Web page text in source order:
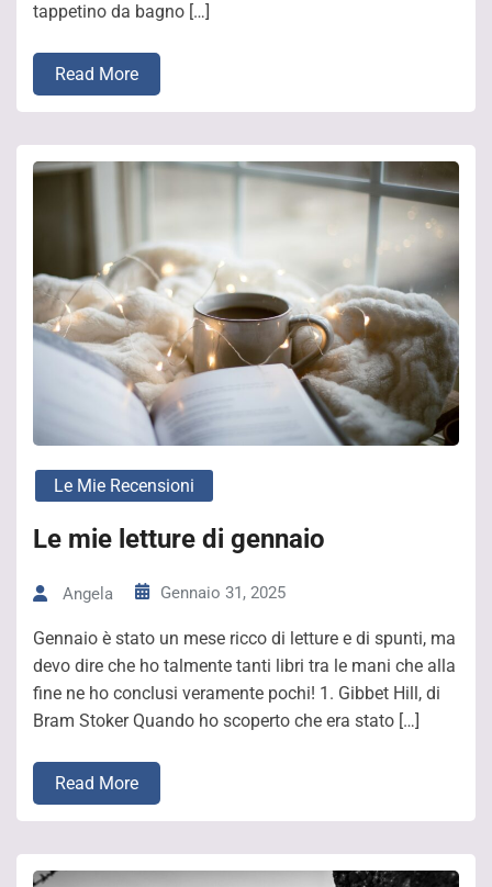
tappetino da bagno […]
Read More
Le Mie Recensioni
Le mie letture di gennaio
Angela Gennaio 31, 2025
Gennaio è stato un mese ricco di letture e di spunti, ma
devo dire che ho talmente tanti libri tra le mani che alla
fine ne ho conclusi veramente pochi! 1. Gibbet Hill, di
Bram Stoker Quando ho scoperto che era stato […]
Read More